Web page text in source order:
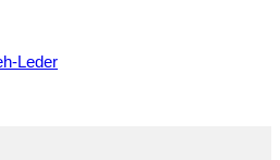
Leder